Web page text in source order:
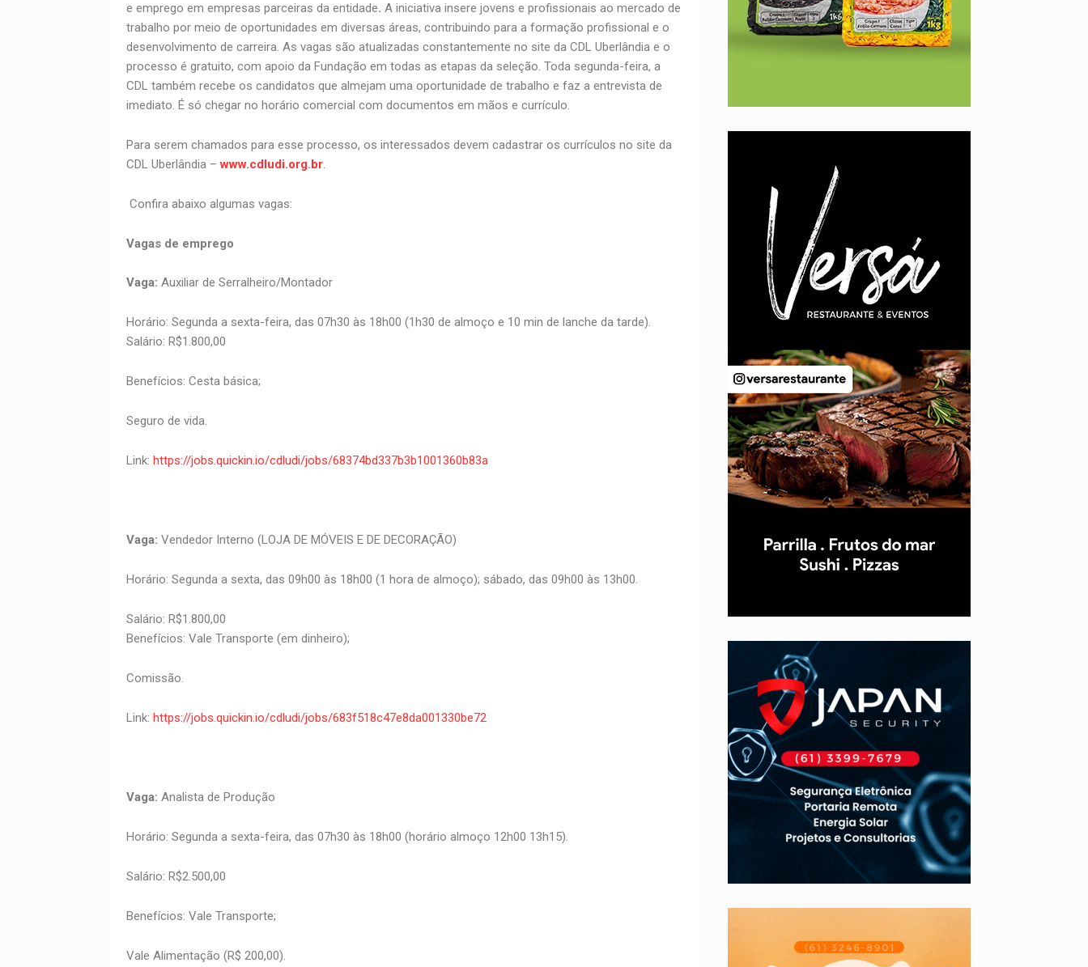
e emprego em empresas parceiras da entidade. A iniciativa insere jovens e profissionais ao mercado de
trabalho por meio de oportunidades em diversas áreas, contribuindo para a formação profissional e o
desenvolvimento de carreira. As vagas são atualizadas constantemente no site da CDL Uberlândia e o
processo é gratuito, com apoio da Fundação em todas as etapas da seleção. Toda segunda-feira, a
CDL também recebe os candidatos que almejam uma oportunidade de trabalho e faz a entrevista de
imediato. É só chegar no horário comercial com documentos em mãos e currículo.
Para serem chamados para esse processo, os interessados devem cadastrar os currículos no site da
CDL Uberlândia –www.cdludi.org.br.
Confira abaixo algumas vagas:
Vagas de emprego
Vaga: Auxiliar de Serralheiro/Montador
Horário: Segunda a sexta-feira, das 07h30 às 18h00 (1h30 de almoço e 10 min de lanche da tarde).
Salário: R$1.800,00
Benefícios: Cesta básica;
Seguro de vida.
Link: https://jobs.quickin.io/cdludi/jobs/68374bd337b3b1001360b83a
Vaga: Vendedor Interno (LOJA DE MÓVEIS E DE DECORAÇÃO)
Horário: Segunda a sexta, das 09h00 às 18h00 (1 hora de almoço); sábado, das 09h00 às 13h00.
Salário: R$1.800,00
Benefícios: Vale Transporte (em dinheiro);
Comissão.
Link: https://jobs.quickin.io/cdludi/jobs/683f518c47e8da001330be72
Vaga: Analista de Produção
Horário: Segunda a sexta-feira, das 07h30 às 18h00 (horário almoço 12h00 13h15).
Salário: R$2.500,00
Benefícios: Vale Transporte;
Vale Alimentação (R$ 200,00).